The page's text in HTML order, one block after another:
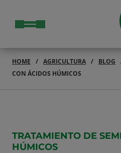
HOME AGRICULTURA BLOG
CON ÁCIDOS HÚMICOS
TRATAMIENTO DE
HÚMICOS